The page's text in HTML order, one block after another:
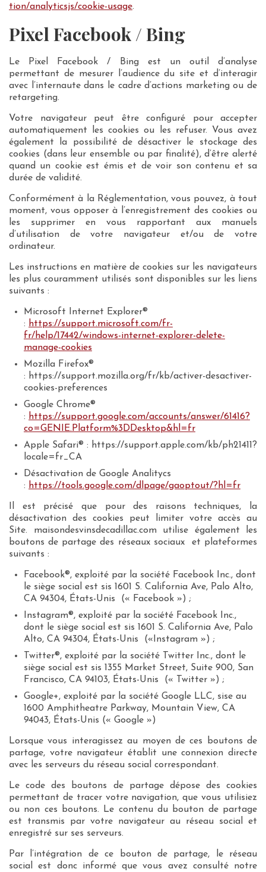
tion/analyticsjs/cookie-usage.
Pixel Facebook / Bing
Le Pixel Facebook / Bing est un outil d’analyse
permettant de mesurer l’audience du site et d’interagir
avec l’internaute dans le cadre d’actions marketing ou de
retargeting.
Votre navigateur peut être configuré pour accepter
automatiquement les cookies ou les refuser. Vous avez
également la possibilité de désactiver le stockage des
cookies (dans leur ensemble ou par finalité), d’être alerté
quand un cookie est émis et de voir son contenu et sa
durée de validité.
Conformément à la Réglementation, vous pouvez, à tout
moment, vous opposer à l’enregistrement des cookies ou
les supprimer en vous rapportant aux manuels
d’utilisation de votre navigateur et/ou de votre
ordinateur.
Les instructions en matière de cookies sur les navigateurs
les plus couramment utilisés sont disponibles sur les liens
suivants :
Microsoft Internet Explorer®
: https://support.microsoft.com/fr-
fr/help/17442/windows-internet-explorer-delete-
manage-cookies
Mozilla Firefox®
: https://support.mozilla.org/fr/kb/activer-desactiver-
cookies-preferences
Google Chrome®
: https://support.google.com/accounts/answer/61416?
co=GENIE.Platform%3DDesktop&hl=fr
Apple Safari® : https://support.apple.com/kb/ph21411?
locale=fr_CA
Désactivation de Google Analitycs
: https://tools.google.com/dlpage/gaoptout/?hl=fr
Il est précisé que pour des raisons techniques, la
désactivation des cookies peut limiter votre accès au
Site. maisondesvinsdecadillac.com utilise également les
boutons de partage des réseaux sociaux et plateformes
suivants :
Facebook®, exploité par la société Facebook Inc., dont
le siège social est sis 1601 S. California Ave, Palo Alto,
CA 94304, États-Unis (« Facebook ») ;
Instagram®, exploité par la société Facebook Inc.,
dont le siège social est sis 1601 S. California Ave, Palo
Alto, CA 94304, États-Unis («Instagram ») ;
Twitter®, exploité par la société Twitter Inc., dont le
siège social est sis 1355 Market Street, Suite 900, San
Francisco, CA 94103, États-Unis (« Twitter ») ;
Google+, exploité par la société Google LLC, sise au
1600 Amphitheatre Parkway, Mountain View, CA
94043, États-Unis (« Google »)
Lorsque vous interagissez au moyen de ces boutons de
partage, votre navigateur établit une connexion directe
avec les serveurs du réseau social correspondant.
Le code des boutons de partage dépose des cookies
permettant de tracer votre navigation, que vous utilisiez
ou non ces boutons. Le contenu du bouton de partage
est transmis par votre navigateur au réseau social et
enregistré sur ses serveurs.
Par l’intégration de ce bouton de partage, le réseau
social est donc informé que vous avez consulté notre